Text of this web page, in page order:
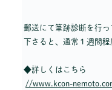
郵送にて筆跡診断を行
下さると、通常１週間
◆詳しくはこちら
//www.kcon-